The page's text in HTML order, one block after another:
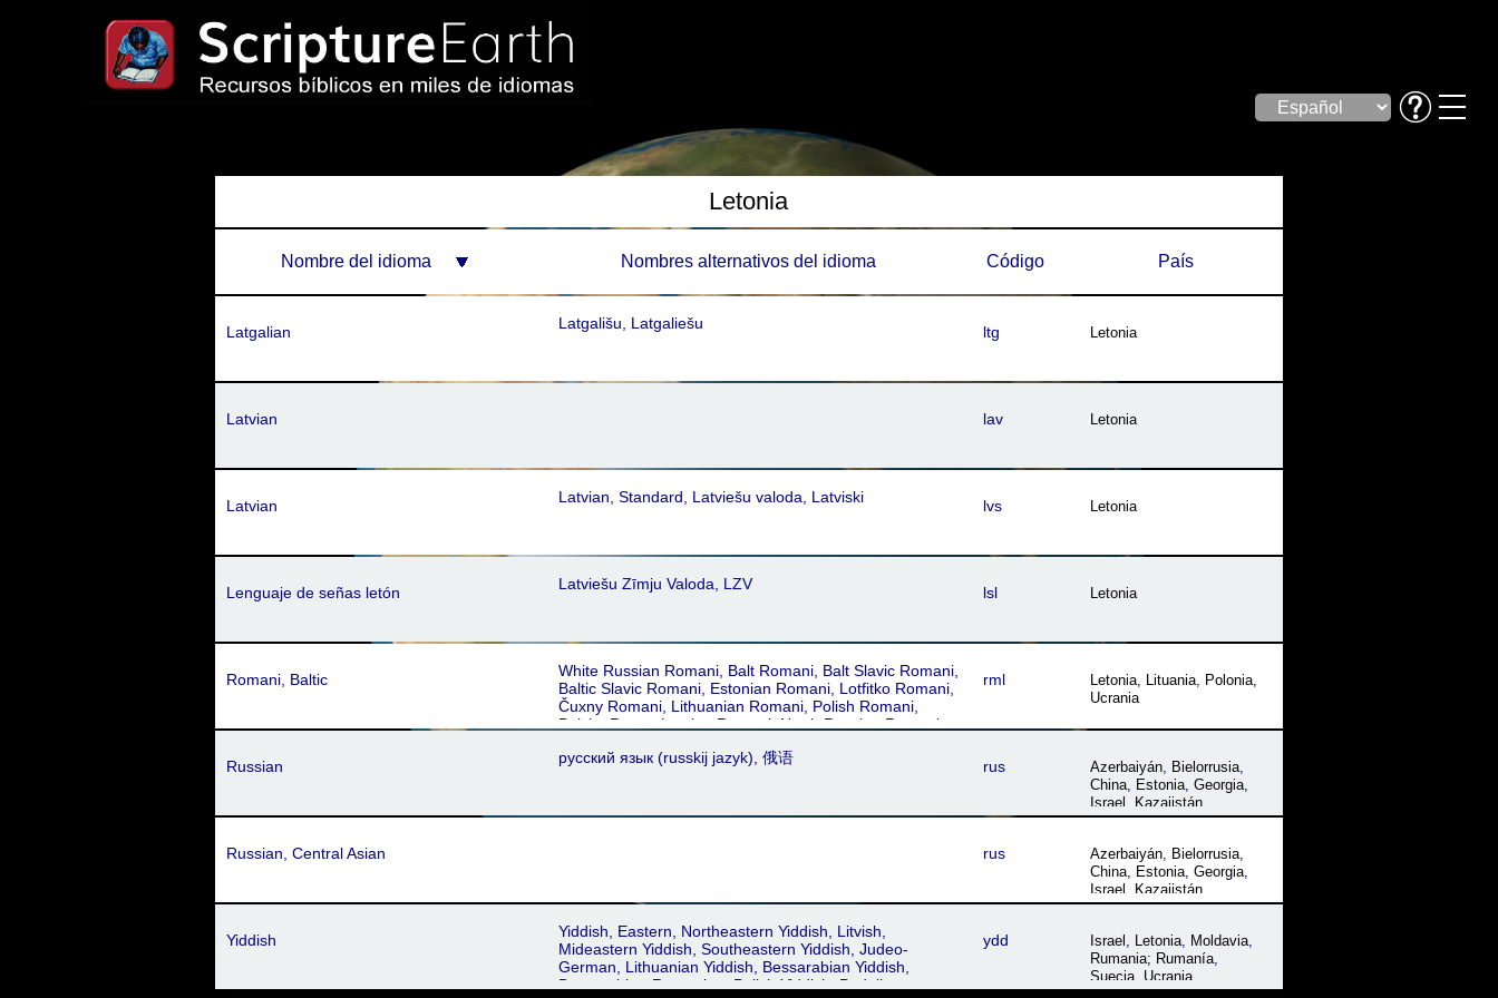
Letonia
Nombre del idioma País
Código
Nombres alternativos del idioma
Latgalian Letonia
ltg
Latgališu, Latgaliešu
Latvian Letonia
lav
Latvian Letonia
lvs
Latvian, Standard, Latviešu valoda, Latviski
Lenguaje de señas letón Letonia
lsl
Latviešu Zīmju Valoda, LZV
Romani, Baltic Letonia, Lituania, Polonia,
Ucrania
rml
White Russian Romani, Balt Romani, Balt Slavic Romani,
Baltic Slavic Romani, Estonian Romani, Lotfitko Romani,
Čuxny Romani, Lithuanian Romani, Polish Romani,
Polska Roma, Latvian Romani, North Russian Romani,
Xaladytko, Xaladitka, Xaladytka, Roma, Romani, Rúska
Russian Azerbaiyán, Bielorrusia,
China, Estonia, Georgia,
Israel
Kazajistán,
Kirguizistán,Letonia,
Mongolia,Rusia,
Tayikistán,Ucrania,
Uzbekistán
rus
русский язык‎ (russkij jazyk), 俄语
Russian, Central Asian Azerbaiyán, Bielorrusia,
China, Estonia, Georgia,
Israel
Kazajistán,
Kirguizistán,Letonia,
Mongolia,Rusia,
Tayikistán ,Ucrania,
Uzbekistán
rus
Yiddish Israel , Letonia, Moldavia,
Rumania; Rumanía,
Suecia, Ucrania
ydd
Yiddish, Eastern, Northeastern Yiddish, Litvish,
Mideastern Yiddish, Southeastern Yiddish, Judeo-
German, Lithuanian Yiddish, Bessarabian Yiddish,
Bessarabian-Romanian, Polish Yiddish, Podolian,